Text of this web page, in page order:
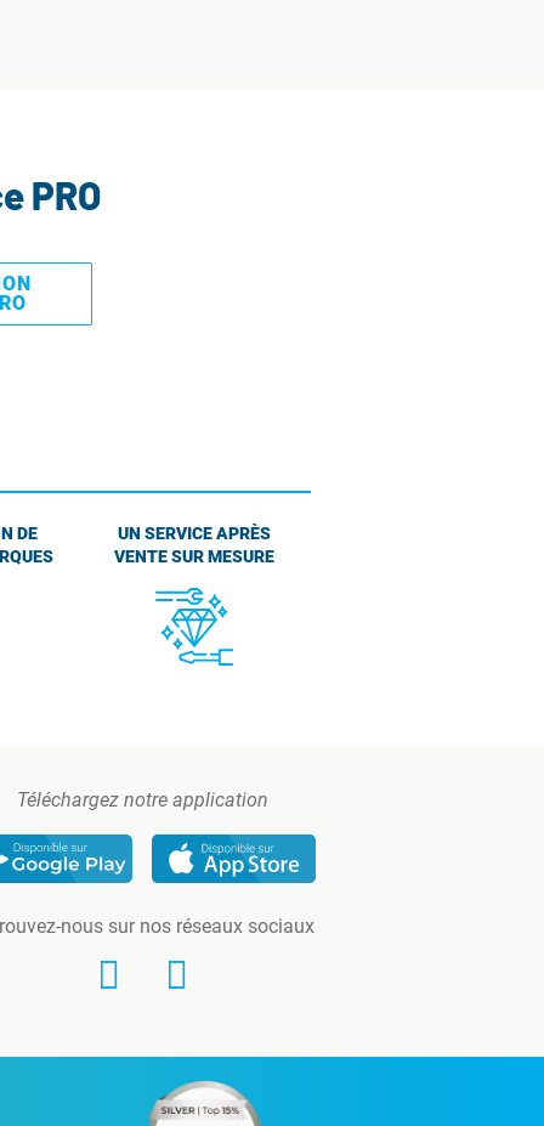
PRO
DE
UN SERVICE APRÈS
VENTE SUR MESURE
Téléchargez notre application
nous sur nos réseaux sociaux